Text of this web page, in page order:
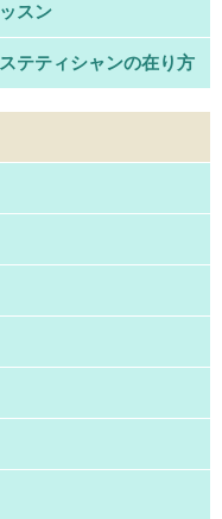
スン
テティシャンの在り方